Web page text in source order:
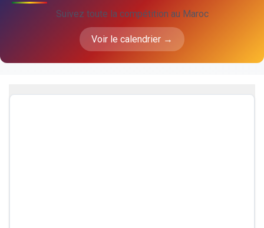
Suivez toute la compétition au Maroc
Voir le calendrier →